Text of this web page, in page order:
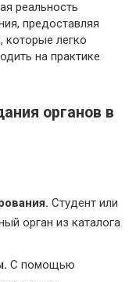
реальность
предоставляя
которые легко
на практике
органов в
Студент или
орган из каталога
С помощью